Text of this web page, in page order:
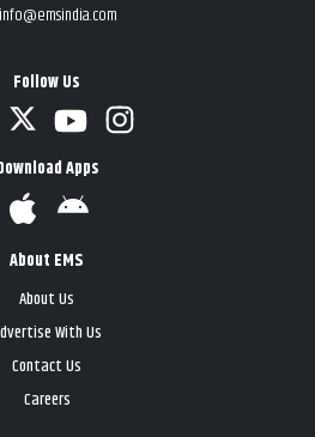
Follow Us
Apps
About EMS
About Us
With Us
Contact Us
Careers